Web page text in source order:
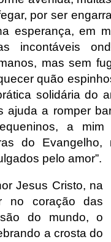
por ser
esperança, em
incontáveis
mas sem
quão
solidária do
ajuda a romper
a mim
do
pelo amor”.
Jesus Cristo, na
no coração das
do mundo, o
a crosta do